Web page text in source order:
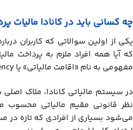
چه کسانی باید در کانادا مالیات
یکی از اولین سوالاتی که کاربران
که آیا همه افراد ملزم به پرداخت
مفهومی به نام «اقامت مالیاتی» یا Tax Residency بستگی دارد.
در سیستم مالیاتی کانادا، ملاک
نظر قانونی مقیم مالیاتی
می‌شود بسیاری از افرادی که تازه در